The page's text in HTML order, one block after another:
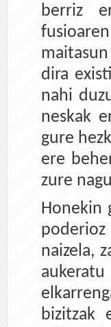
berriz
dira
nahi
neskak
gure
ere
zure
Honekin
naizela,
bizitzak